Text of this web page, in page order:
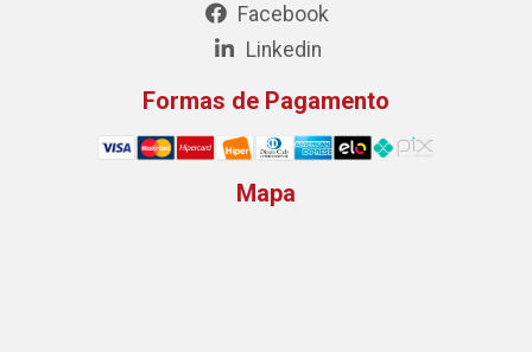
Facebook
Linkedin
Formas de Pagamento
Mapa